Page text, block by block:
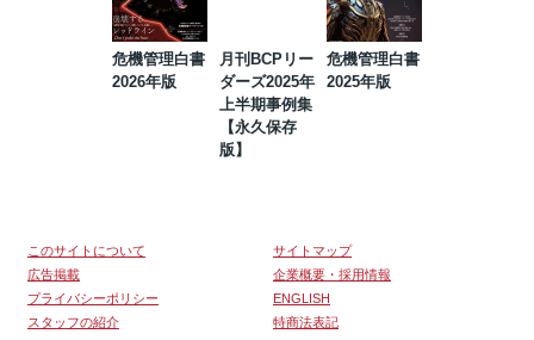
危機管理白書
2026年版
月刊BCPリー
ダーズ2025年
上半期事例集
【永久保存
版】
危機管理白書
2025年版
このサイトについて
サイトマップ
広告掲載
企業概要・採用情報
プライバシーポリシー
ENGLISH
スタッフの紹介
特商法表記